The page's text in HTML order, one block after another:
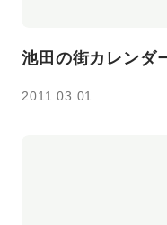
池田の街カレンダ
2011.03.01